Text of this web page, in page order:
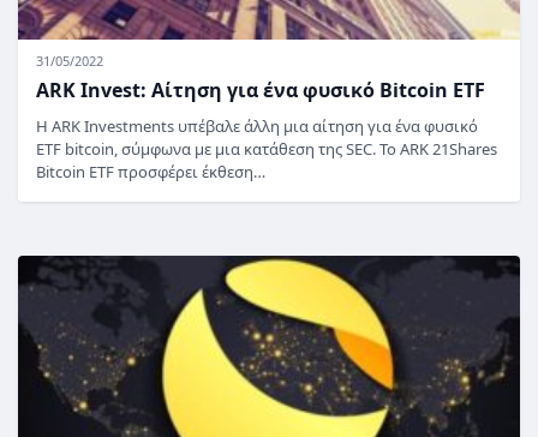
31/05/2022
ARK Invest: Αίτηση για ένα φυσικό Bitcoin ETF
Η ARK Investments υπέβαλε άλλη μια αίτηση για ένα φυσικό
ETF bitcoin, σύμφωνα με μια κατάθεση της SEC. Το ARK 21Shares
Bitcoin ETF προσφέρει έκθεση…